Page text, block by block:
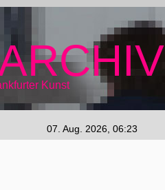
Kunst
07. Aug. 2026, 06:23